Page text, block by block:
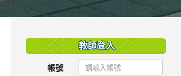
教師登入
帳號